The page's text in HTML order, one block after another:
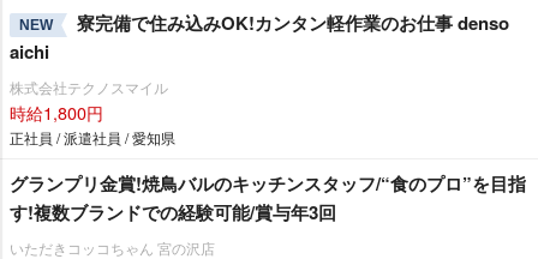
NEW
寮完備で住み込みOK!カンタン軽作業のお仕事 denso
aichi
株式会社テクノスマイル
時給1,800円
正社員 / 派遣社員 / 愛知県
グランプリ金賞!焼鳥バルのキッチンスタッフ/“食のプロ”を目指
す!複数ブランドでの経験可能/賞与年3回
いただきコッコちゃん 宮の沢店